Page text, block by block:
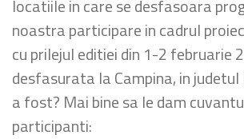
locatiile in care se desfasoara
noastra participare in cadrul
cu prilejul editiei din 1-2 februarie
desfasurata la Campina, in judetul
a fost? Mai bine sa le dam
participanti: